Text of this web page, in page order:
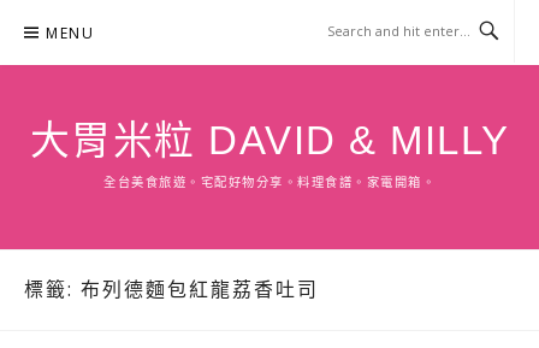
content
MENU
大胃米粒 DAVID & MILLY
全台美食旅遊。宅配好物分享。料理食譜。家電開箱。
標籤: 布列德麵包紅龍荔香吐司